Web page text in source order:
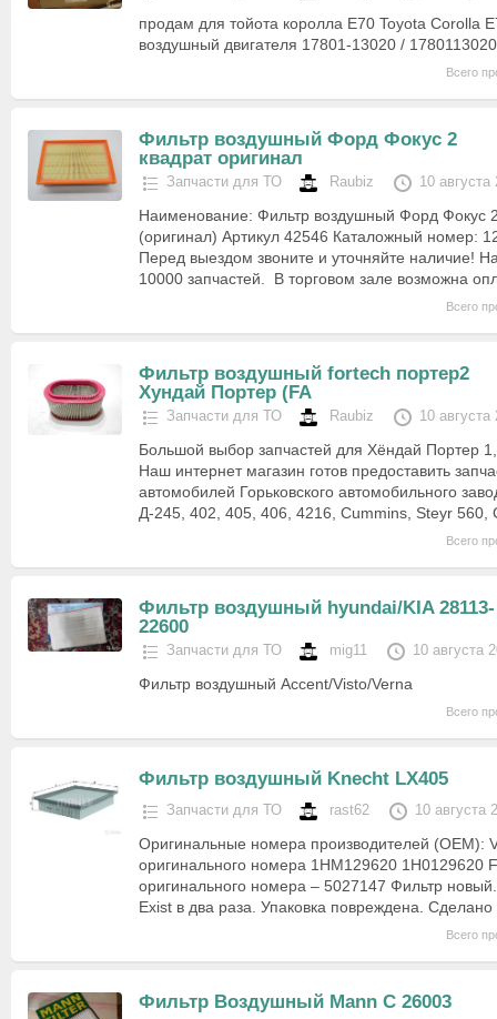
продам для тойота королла Е70 Toyota Corolla
воздушный двигателя 17801-13020 /
Всего
Фильтр воздушный Форд Фокус 2
квадрат оригинал
Запчасти для ТО Raubiz 10 августа
Наименование: Фильтр воздушный Форд Фокус
(оригинал) Артикул 42546 Каталожный номер:
Перед выездом звоните и уточняйте наличие!
10000 запчастей. В торговом зале возможна
Всего
Фильтр воздушный fortech портер2
Хундай Портер (FA
Запчасти для ТО Raubiz 10 августа
Большой выбор запчастей для Хёндай Портер
Наш интернет магазин готов предоставить
автомобилей Горьковского автомобильного
Д-245, 402, 405, 406, 4216, Cummins, Steyr 560,
Всего
Фильтр воздушный hyundai/KIA 28113-
22600
Запчасти для ТО mig11 10 августа
Фильтр воздушный Accent/Visto/Verna
Всего
Фильтр воздушный Knecht LX405
Запчасти для ТО rast62 10 августа
Оригинальные номера производителей (OEM):
оригинального номера 1HM129620 1H0129620
оригинального номера – 5027147 Фильтр
Exist в два раза. Упаковка повреждена. Сделано
Всего
Фильтр Воздушный Mann C 26003